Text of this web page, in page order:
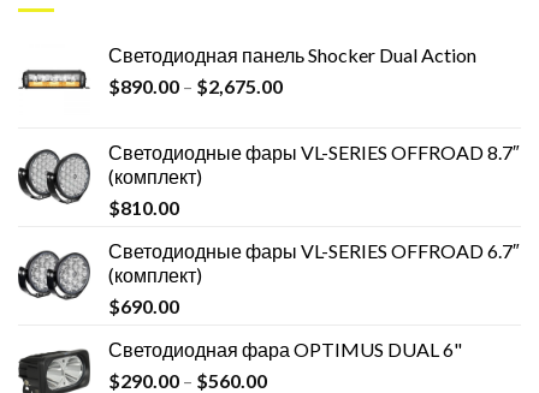
Светодиодная панель Shocker Dual Action
$890.00 – $2,675.00
Светодиодные фары VL-SERIES OFFROAD 8.7″
(комплект)
$810.00
Светодиодные фары VL-SERIES OFFROAD 6.7″
(комплект)
$690.00
Светодиодная фара OPTIMUS DUAL 6"
$290.00 – $560.00